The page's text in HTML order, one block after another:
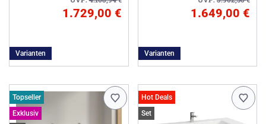
1.729,00 €
Varianten
1.649,00 €
Varianten
Topseller
Exklusiv
Hot Deals
Set